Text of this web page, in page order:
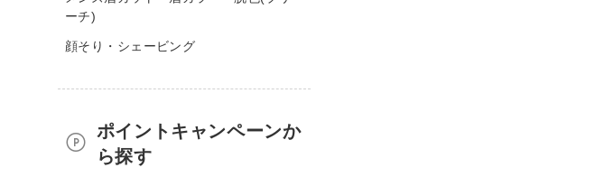
ーチ)
顔そり・シェービング
ポイントキャンペーンか
ら探す